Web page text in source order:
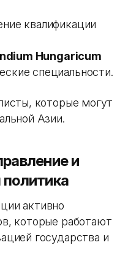
квалификации
Hungaricum
специальности.
которые могут
Азии.
и
активно
которые работают
государства и